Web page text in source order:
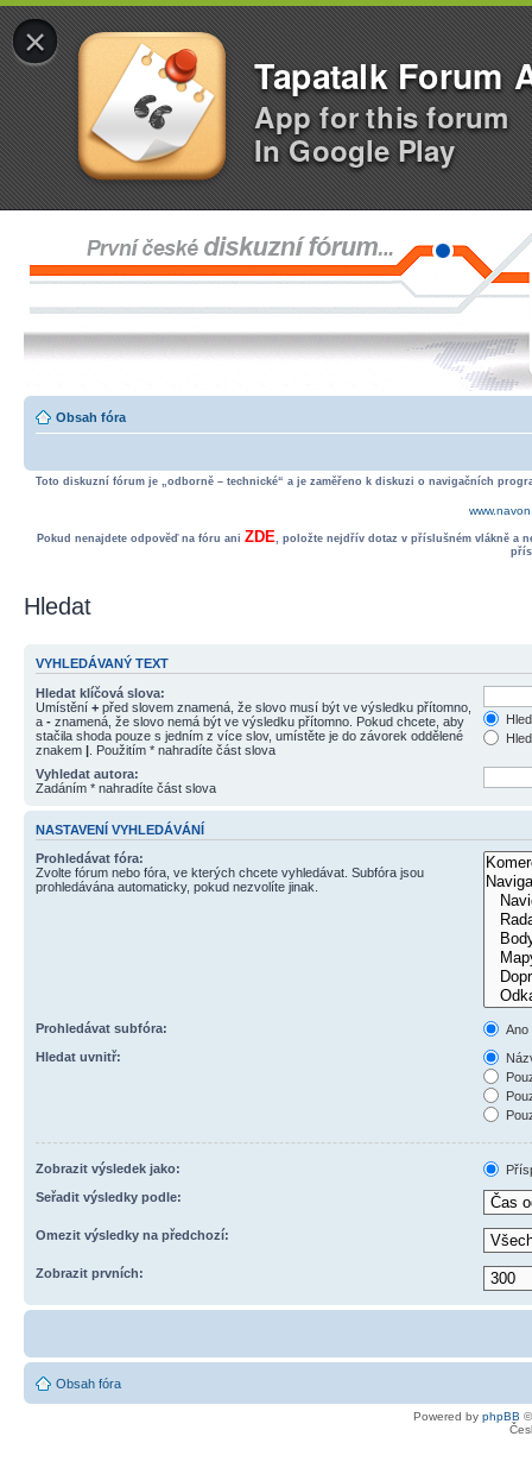
×
Tapatalk Forum
App for this forum
In Google Play
Obsah fóra
Toto diskuzní fórum je „odborně – technické“ a je zaměřeno k diskuzi o navigačních
Pokud nenajdete odpověď na fóru ani ZDE, položte nejdřív dotaz v příslušném vlákně a
Hledat
VYHLEDÁVANÝ TEXT
Hledat klíčová slova:
Umístění + před slovem znamená, že slovo musí být ve výsledku přítomno,
a - znamená, že slovo nemá být ve výsledku přítomno. Pokud chcete, aby
stačila shoda pouze s jedním z více slov, umístěte je do závorek oddělené
znakem | . Použitím * nahradíte část slova
Vyhledat autora:
Zadáním * nahradíte část slova
NASTAVENÍ VYHLEDÁVÁNÍ
Prohledávat fóra:
Zvolte fórum nebo fóra, ve kterých chcete vyhledávat. Subfóra jsou
prohledávána automaticky, pokud nezvolíte jinak.
Prohledávat subfóra:
Ano
Hledat uvnitř:
Zobrazit výsledek jako:
Seřadit výsledky podle:
Omezit výsledky na předchozí:
Zobrazit prvních:
Obsah fóra
Powered by phpBB